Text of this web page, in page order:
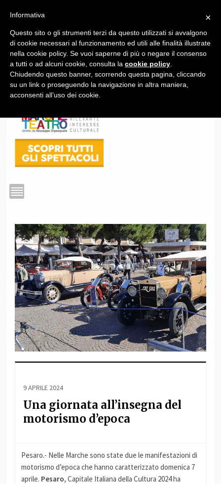
1
9 APRILE 2024
Una giornata all’insegna del
motorismo d’epoca
Pesaro.- Nelle Marche sono state due le manifestazioni di
motorismo d’epoca che hanno caratterizzato domenica 7
aprile. Pesaro, Capitale Italiana della Cultura 2024 ha
×
Informativa
Questo sito o gli strumenti terzi da questo utilizzati si avvalgono
di cookie necessari al funzionamento ed utili alle finalità illustrate
nella cookie policy. Se vuoi saperne di più o negare il consenso
a tutti o ad alcuni cookie, consulta la cookie policy
Chiudendo questo banner, scorrendo questa pagina, cliccando
su un link o proseguendo la navigazione in altra maniera,
acconsenti all’uso dei cookie.